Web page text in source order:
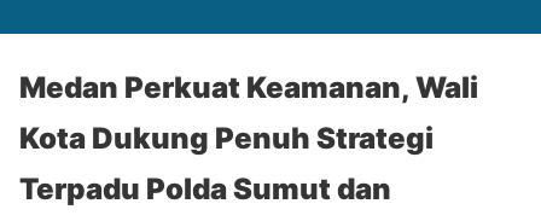
Medan Perkuat Keamanan, Wali
Kota Dukung Penuh Strategi
Terpadu Polda Sumut dan